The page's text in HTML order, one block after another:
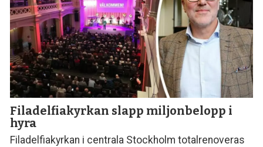
Filadelfiakyrkan slapp miljonbelopp i
hyra
Filadelfiakyrkan i centrala Stockholm totalrenoveras